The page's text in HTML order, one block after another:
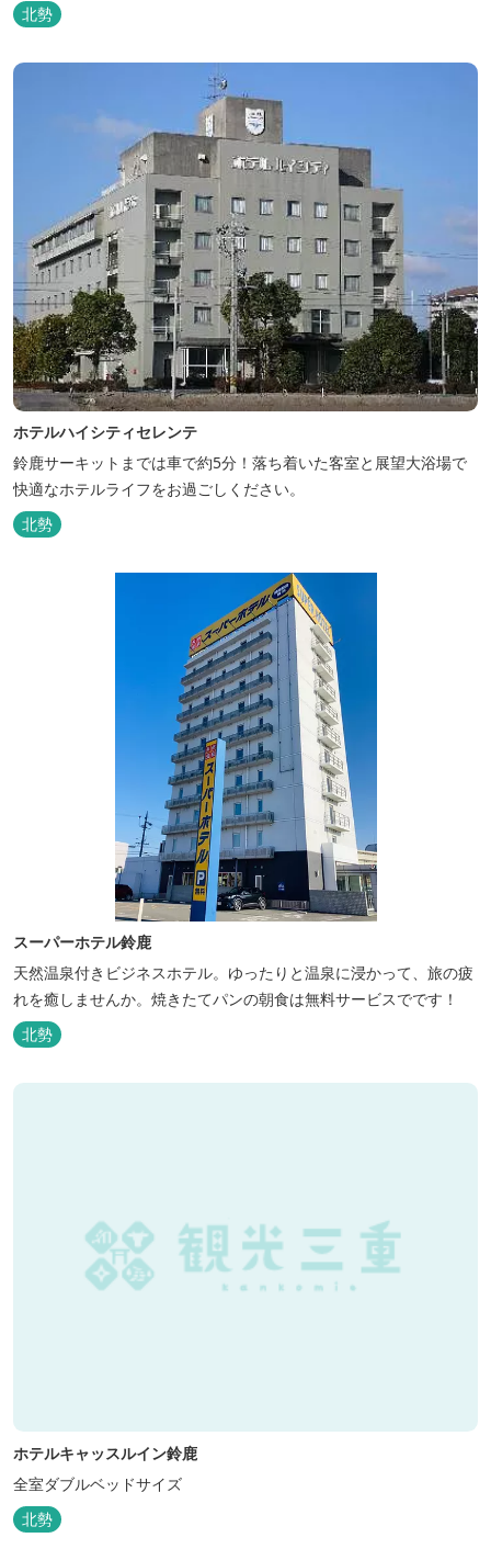
北勢
ホテルハイシティセレンテ
鈴鹿サーキットまでは車で約5分！落ち着いた客室と展望大浴場で
快適なホテルライフをお過ごしください。
北勢
スーパーホテル鈴鹿
天然温泉付きビジネスホテル。ゆったりと温泉に浸かって、旅の疲
れを癒しませんか。焼きたてパンの朝食は無料サービスでです！
北勢
ホテルキャッスルイン鈴鹿
全室ダブルベッドサイズ
北勢